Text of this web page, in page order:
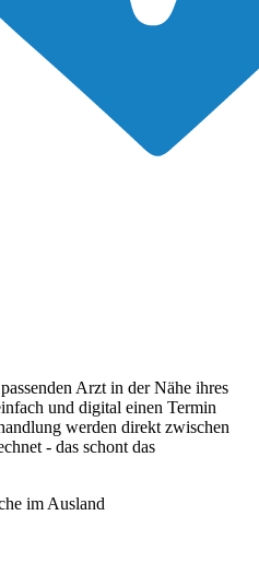
Arzt in der Nähe ihres
und digital einen Termin
werden direkt zwischen
- das schont das
im Ausland